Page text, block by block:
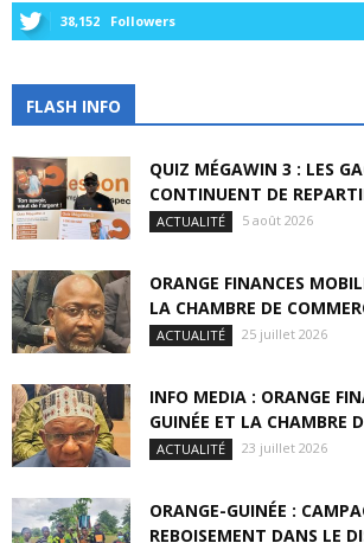
38,152 Followers
FLASH INFO
QUIZ MÉGAWIN 3 : LES
CONTINUENT DE
ACTUALITÉ 5 août 2026
ORANGE FINANCES
LA CHAMBRE DE
ACTUALITÉ 25 juillet 2026
INFO MEDIA : ORANGE
GUINÉE ET LA CHAMBRE
ACTUALITÉ 23 juillet 2026
ORANGE-GUINÉE :
REBOISEMENT DANS LE